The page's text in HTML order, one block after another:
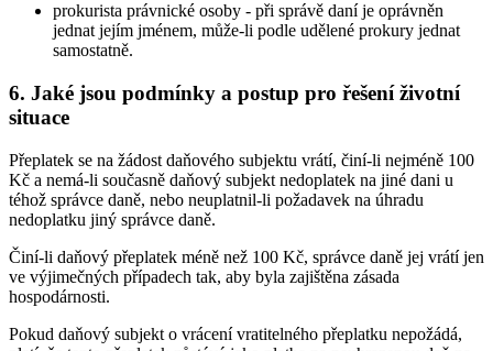
prokurista právnické osoby - při správě daní je oprávněn
jednat jejím jménem, může-li podle udělené prokury jednat
samostatně.
6. Jaké jsou podmínky a postup pro řešení životní
situace
Přeplatek se na žádost daňového subjektu vrátí, činí-li nejméně 100
Kč a nemá-li současně daňový subjekt nedoplatek na jiné dani u
téhož správce daně, nebo neuplatnil-li požadavek na úhradu
nedoplatku jiný správce daně.
Činí-li daňový přeplatek méně než 100 Kč, správce daně jej vrátí jen
ve výjimečných případech tak, aby byla zajištěna zásada
hospodárnosti.
Pokud daňový subjekt o vrácení vratitelného přeplatku nepožádá,